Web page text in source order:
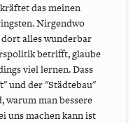
das meinen
Nirgendwo
dort alles wunderbar
betrifft, glaube
viel lernen. Dass
und der "Städtebau"
warum man bessere
uns machen kann ist